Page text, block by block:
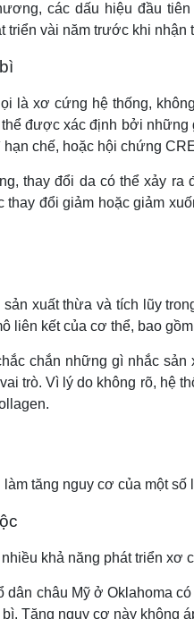
các dấu hiệu đầu
triển vài năm trước khi nhận
là xơ cứng hệ thống,
được xác định bởi
chế, hoặc hội chứng
thay đổi da có thể xảy ra
thay đổi giảm hoặc giảm
xuất thừa và tích lũy
liên kết của cơ thể, bao
chắn những gì nhắc
trò. Vì lý do không rõ, hệ
làm tăng nguy cơ của một
khả năng phát triển
dân châu Mỹ ở Oklahoma
Tăng nguy cơ này không